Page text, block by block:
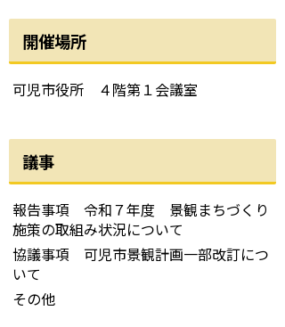
開催場所
可児市役所 ４階第１会議室
議事
報告事項 令和７年度 景観まちづくり
施策の取組み状況について
協議事項 可児市景観計画一部改訂につ
いて
その他